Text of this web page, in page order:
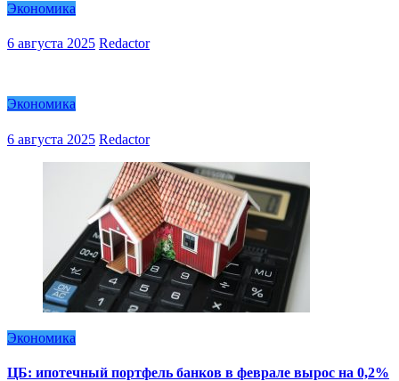
Экономика
6 августа 2025 Redactor
Экономика
6 августа 2025 Redactor
Экономика
ЦБ: ипотечный портфель банков в феврале вырос на 0,2%